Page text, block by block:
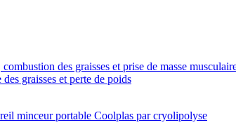
des graisses et prise de masse
graisses et perte de poids